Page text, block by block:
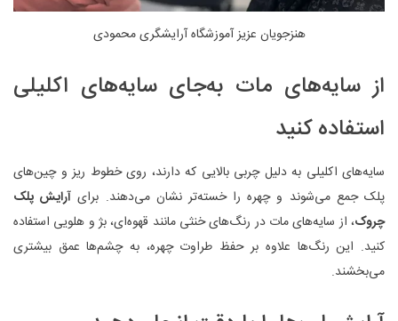
هنزجویان عزیز آموزشگاه آرایشگری محمودی
از سایه‌های مات به‌جای سایه‌های اکلیلی
استفاده کنید
سایه‌های اکلیلی به دلیل چربی بالایی که دارند، روی خطوط ریز و چین‌های
پلک جمع می‌شوند و چهره را خسته‌تر نشان می‌دهند. برای آرایش پلک
چروک، از سایه‌های مات در رنگ‌های خنثی مانند قهوه‌ای، بژ و هلویی استفاده
کنید. این رنگ‌ها علاوه بر حفظ طراوت چهره، به چشم‌ها عمق بیشتری
می‌بخشند.